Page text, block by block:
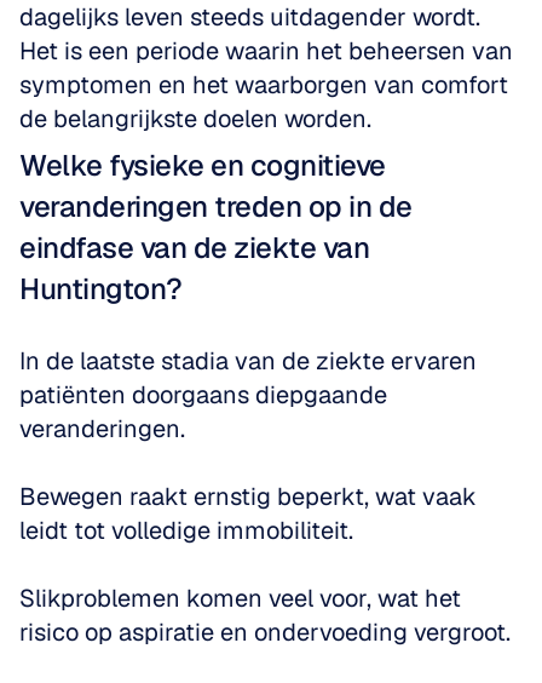
dagelijks leven steeds uitdagender wordt.
Het is een periode waarin het beheersen van
symptomen en het waarborgen van comfort
de belangrijkste doelen worden.
Welke fysieke en cognitieve
veranderingen treden op in de
eindfase van de ziekte van
Huntington?
In de laatste stadia van de ziekte ervaren
patiënten doorgaans diepgaande
veranderingen.
Bewegen raakt ernstig beperkt, wat vaak
leidt tot volledige immobiliteit.
Slikproblemen komen veel voor, wat het
risico op aspiratie en ondervoeding vergroot.